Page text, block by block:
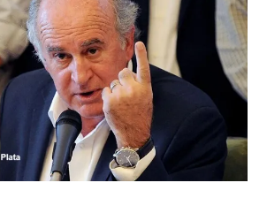
Defensa:
ATE
Exige
Investigar
A
Petri
Por
El
Contrato
$50.000
Millones
Que
Firmó
En